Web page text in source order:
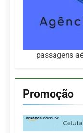
passagens
Promoção